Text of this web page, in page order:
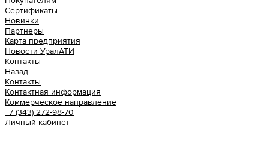
Сертификаты
Новинки
Партнеры
Карта предприятия
Новости УралАТИ
Контакты
Назад
Контакты
Контактная информация
Коммерческое направление
+7 (343) 272-98-70
Личный кабинет